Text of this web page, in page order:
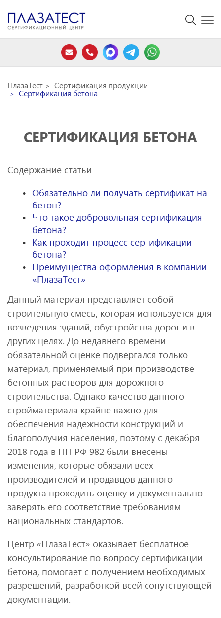
ПлазаТест Сертификация продукции
Сертификация бетона
СЕРТИФИКАЦИЯ БЕТОНА
Содержание статьи
Обязательно ли получать сертификат на
бетон?
Что такое добровольная сертификация
бетона?
Как проходит процесс сертификации
бетона?
Преимущества оформления в компании
«ПлазаТест»
Данный материал представляет собой
строительную смесь, которая используется для
возведения зданий, обустройства дорог и в
других целях. До недавнего времени
обязательной оценке подвергался только
материал, применяемый при производстве
бетонных растворов для дорожного
строительства. Однако качество данного
стройматериала крайне важно для
обеспечения надежности конструкций и
благополучия населения, поэтому с декабря
2018 года в ПП РФ 982 были внесены
изменения, которые обязали всех
производителей и продавцов данного
продукта проходить оценку и документально
заверять его соответствие требованиям
национальных стандартов.
Центр «ПлазаТест» оказывает бесплатное
консультирование по вопросу сертификации
бетона, помогает с получением необходимых
разрешений, разработкой всей сопутствующей
документации.